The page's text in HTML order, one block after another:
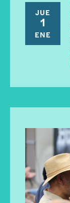
JUE
1
ENE